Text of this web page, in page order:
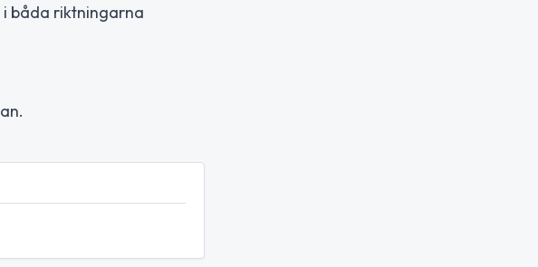
båda riktningarna